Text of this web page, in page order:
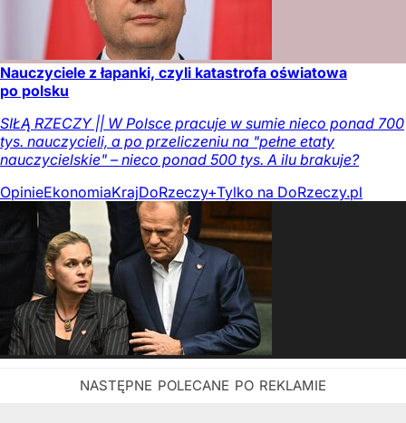
Nauczyciele z łapanki, czyli katastrofa oświatowa
po polsku
SIŁĄ RZECZY || W Polsce pracuje w sumie nieco ponad 700
tys. nauczycieli, a po przeliczeniu na "pełne etaty
nauczycielskie" – nieco ponad 500 tys. A ilu brakuje?
OpinieEkonomiaKrajDoRzeczy+Tylko na DoRzeczy.pl